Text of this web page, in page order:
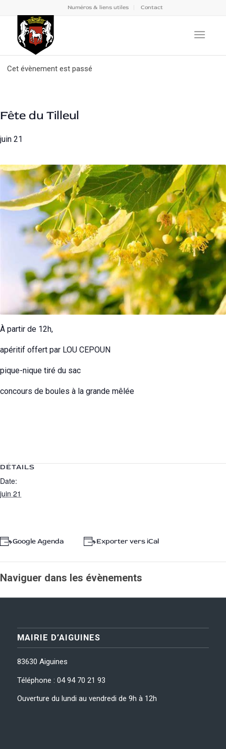
Numéros & liens utiles Contact
Cet évènement est passé
Fête du Tilleul
juin 21
À partir de 12h,
apéritif offert par LOU CEPOUN
pique-nique tiré du sac
concours de boules à la grande mêlée
DÉTAILS
Date:
juin 21
+ Google Agenda + Exporter vers iCal
Naviguer dans les évènements
MAIRIE D’AIGUINES
83630 Aiguines
Téléphone : 04 94 70 21 93
Ouverture du lundi au vendredi de 9h à 12h